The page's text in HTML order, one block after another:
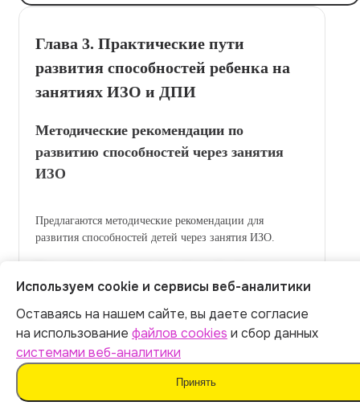
Глава 3. Практические пути
развития способностей ребенка на
занятиях ИЗО и ДПИ
Методические рекомендации по
развитию способностей через занятия
ИЗО
Предлагаются методические рекомендации для
развития способностей детей через занятия ИЗО.
Итог:399р.
Оплатить
Используем cookie и сервисы веб-аналитики
Оставаясь на нашем сайте, вы даете согласие
на использование файлов cookies и сбор данных
системами веб-аналитики
Принять